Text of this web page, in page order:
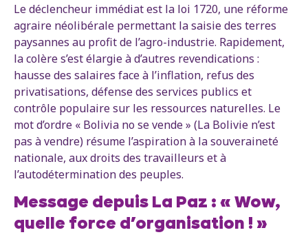
Le déclencheur immédiat est la loi 1720, une réforme
agraire néolibérale permettant la saisie des terres
paysannes au profit de l’agro-industrie. Rapidement,
la colère s’est élargie à d’autres revendications :
hausse des salaires face à l’inflation, refus des
privatisations, défense des services publics et
contrôle populaire sur les ressources naturelles. Le
mot d’ordre « Bolivia no se vende » (La Bolivie n’est
pas à vendre) résume l’aspiration à la souveraineté
nationale, aux droits des travailleurs et à
l’autodétermination des peuples.
Message depuis La Paz : « Wow,
quelle force d’organisation ! »